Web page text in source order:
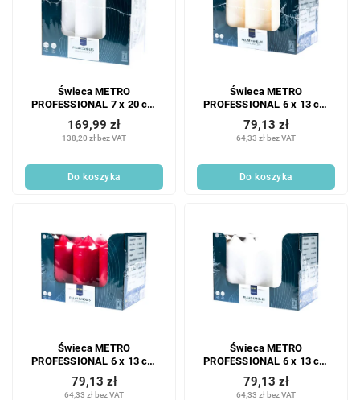
Świeca METRO
PROFESSIONAL 7 x 20 cm
biała 6 szt.
138,20 zł bez VAT
169,99 zł
Do koszyka
Świeca METRO
PROFESSIONAL 6 x 13 cm
kość słoniowa 6 szt.
64,33 zł bez VAT
79,13 zł
Do koszyka
Świeca METRO
PROFESSIONAL 6 x 13 cm
bordowa 6 szt.
64,33 zł bez VAT
79,13 zł
Świeca METRO
PROFESSIONAL 6 x 13 cm
biała 6 szt.
64,33 zł bez VAT
79,13 zł